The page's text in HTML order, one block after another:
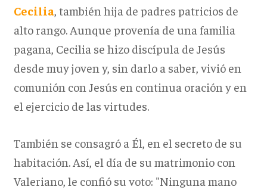
Cecilia, también hija de padres patricios de
alto rango. Aunque provenía de una familia
pagana, Cecilia se hizo discípula de Jesús
desde muy joven y, sin darlo a saber, vivió en
comunión con Jesús en continua oración y en
el ejercicio de las virtudes.
También se consagró a Él, en el secreto de su
habitación. Así, el día de su matrimonio con
Valeriano, le confió su voto: "Ninguna mano